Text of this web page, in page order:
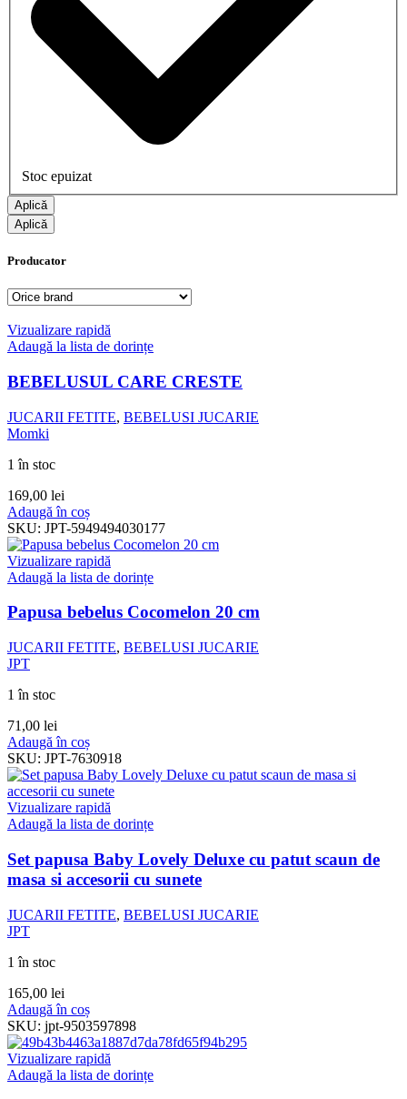
Stoc epuizat
Aplică
Aplică
Producator
Vizualizare rapidă
Adaugă la lista de dorințe
BEBELUSUL CARE CRESTE
JUCARII FETITE, BEBELUSI JUCARIE
Momki
1 în stoc
169,00 lei
Adaugă în coș
SKU: JPT-5949494030177
Vizualizare rapidă
Adaugă la lista de dorințe
Papusa bebelus Cocomelon 20 cm
JUCARII FETITE, BEBELUSI JUCARIE
JPT
1 în stoc
71,00 lei
Adaugă în coș
SKU: JPT-7630918
Vizualizare rapidă
Adaugă la lista de dorințe
Set papusa Baby Lovely Deluxe cu patut scaun de
masa si accesorii cu sunete
JUCARII FETITE, BEBELUSI JUCARIE
JPT
1 în stoc
165,00 lei
Adaugă în coș
SKU: jpt-9503597898
Vizualizare rapidă
Adaugă la lista de dorințe